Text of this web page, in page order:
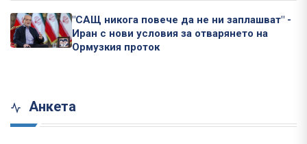
"САЩ никога повече да не ни заплашват" -
Иран с нови условия за отварянето на
Ормузкия проток
Анкета